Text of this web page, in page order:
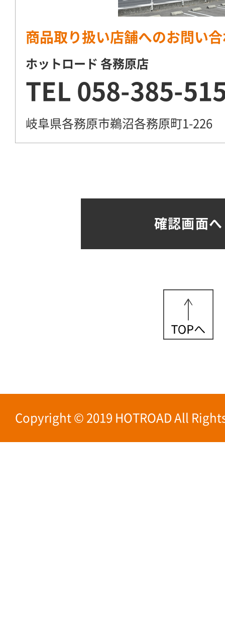
商品取り扱い店舗へのお問い
ホットロード 各務原店
TEL 058-385-
岐阜県各務原市鵜沼各務原町1-226
Copyright © 2019 HOTROAD All